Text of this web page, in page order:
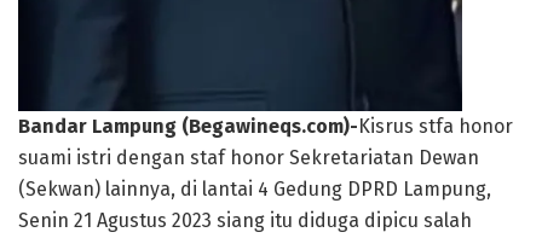
Bandar Lampung (Begawineqs.com)-Kisrus stfa honor
suami istri dengan staf honor Sekretariatan Dewan
(Sekwan) lainnya, di lantai 4 Gedung DPRD Lampung,
Senin 21 Agustus 2023 siang itu diduga dipicu salah